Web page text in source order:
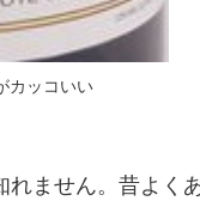
カッコいい
ません。昔よく